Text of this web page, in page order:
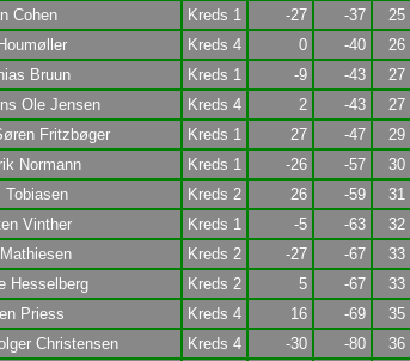
Cohen Kreds 1 -27 -37 25
Kreds 4 0 -40 26
Bruun Kreds 1 -9 -43 27
Ole Jensen Kreds 4 2 -43 27
Fritzbøger Kreds 1 27 -47 29
Normann Kreds 1 -26 -57 30
Tobiasen Kreds 2 26 -59 31
Vinther Kreds 1 -5 -63 32
Kreds 2 -27 -67 33
Hesselberg Kreds 2 5 -67 33
Priess Kreds 4 16 -69 35
Christensen Kreds 4 -30 -80 36